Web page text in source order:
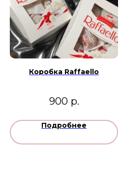
Коробка Raffaello
900 р.
Подробнее